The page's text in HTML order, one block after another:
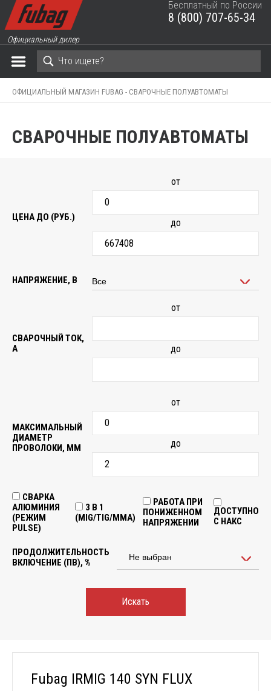
Официальный дилер
Бесплатный по России
8 (800) 707-65-34
ОФИЦИАЛЬНЫЙ МАГАЗИН FUBAG - СВАРОЧНЫЕ ПОЛУАВТОМАТЫ
СВАРОЧНЫЕ ПОЛУАВТОМАТЫ
ЦЕНА ДО (РУБ.)
от
до
НАПРЯЖЕНИЕ, В
СВАРОЧНЫЙ ТОК,
А
от
до
МАКСИМАЛЬНЫЙ
ДИАМЕТР
ПРОВОЛОКИ, ММ
от
до
СВАРКА
АЛЮМИНИЯ
(РЕЖИМ
PULSE)
3 В 1
(MIG/TIG/MMA)
РАБОТА ПРИ
ПОНИЖЕННОМ
НАПРЯЖЕНИИ
ДОСТУПНО
С НАКС
ПРОДОЛЖИТЕЛЬНОСТЬ
ВКЛЮЧЕНИЕ (ПВ), %
Искать
Fubag IRMIG 140 SYN FLUX
ЗАКРЫТЬ КОРЗИНУ